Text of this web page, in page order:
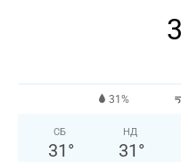
31%
СБ
31 °
НД
31 °